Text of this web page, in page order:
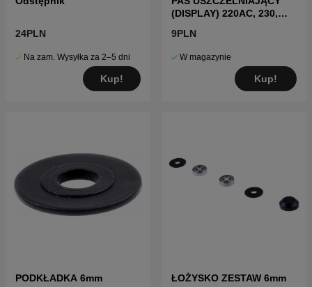
24PLN
Na zam. Wysyłka za 2–5 dni
Kup!
(DISPLAY) 220AC, 230,
9PLN
W magazynie
Kup!
PODKŁADKA 6mm ŁOŻYSKO ZESTAW 6mm